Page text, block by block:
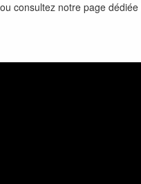
ou consultez notre page dédiée